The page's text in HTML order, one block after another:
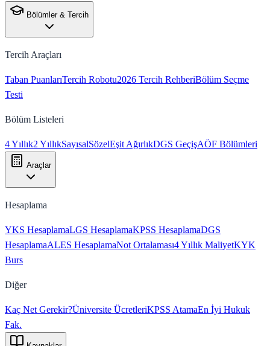
Bölümler & Tercih
Tercih Araçları
Taban PuanlarıTercih Robotu2026 Tercih RehberiBölüm Seçme
Testi
Bölüm Listeleri
4 Yıllık2 YıllıkSayısalSözelEşit AğırlıkDGS GeçişAÖF Bölümleri
Araçlar
Hesaplama
YKS HesaplamaLGS HesaplamaKPSS HesaplamaDGS
HesaplamaALES HesaplamaNot Ortalaması4 Yıllık MaliyetKYK
Burs
Diğer
Kaç Net Gerekir?Üniversite ÜcretleriKPSS AtamaEn İyi Hukuk
Fak.